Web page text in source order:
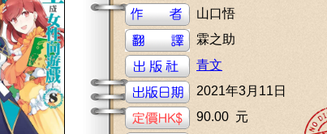
山口悟
霖之助
青文
2021年3月11日
90.00 元